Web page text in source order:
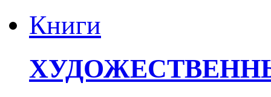
Книги